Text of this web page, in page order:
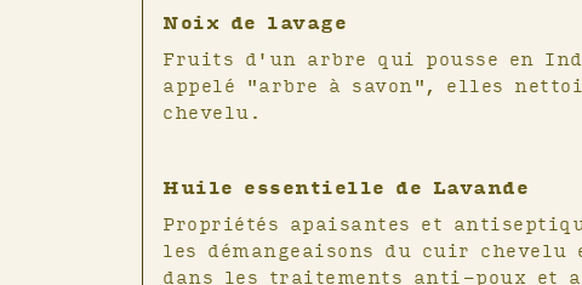
de shampoing avec le vrac.
si possible pour économiser de l’eau grâce au shampoing
Noix de lavage
Fruits d'un arbre qui pousse en
appelé "arbre à savon", elles
chevelu.
Huile essentielle de Lavande
Propriétés apaisantes et
les démangeaisons du cuir chevelu
dans les traitements anti-poux et